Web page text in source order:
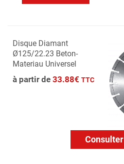
Disque Diamant
Ø125/22.23 Beton-
Materiau Universel
à partir de 33.88€ TTC
Consulter